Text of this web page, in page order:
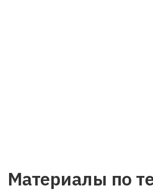
Материалы по